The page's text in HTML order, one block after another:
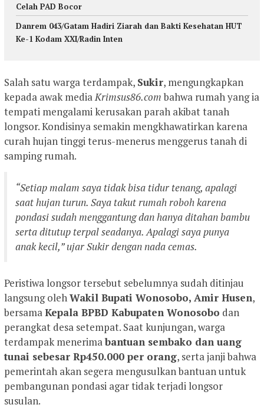
Celah PAD Bocor
Danrem 043/Gatam Hadiri Ziarah dan Bakti Kesehatan HUT
Ke-1 Kodam XXI/Radin Inten
Salah satu warga terdampak, Sukir, mengungkapkan
kepada awak mediaKrimsus86.combahwa rumah yang ia
tempati mengalami kerusakan parah akibat tanah
longsor. Kondisinya semakin mengkhawatirkan karena
curah hujan tinggi terus-menerus menggerus tanah di
samping rumah.
“Setiap malam saya tidak bisa tidur tenang, apalagi
saat hujan turun. Saya takut rumah roboh karena
pondasi sudah menggantung dan hanya ditahan bambu
serta ditutup terpal seadanya. Apalagi saya punya
anak kecil,” ujar Sukir dengan nada cemas.
Peristiwa longsor tersebut sebelumnya sudah ditinjau
langsung olehWakil Bupati Wonosobo, Amir Husen,
bersamaKepala BPBD Kabupaten Wonosobo dan
perangkat desa setempat. Saat kunjungan, warga
terdampak menerimabantuan sembako dan uang
tunai sebesar Rp450.000 per orang, serta janji bahwa
pemerintah akan segera mengusulkan bantuan untuk
pembangunan pondasi agar tidak terjadi longsor
susulan.